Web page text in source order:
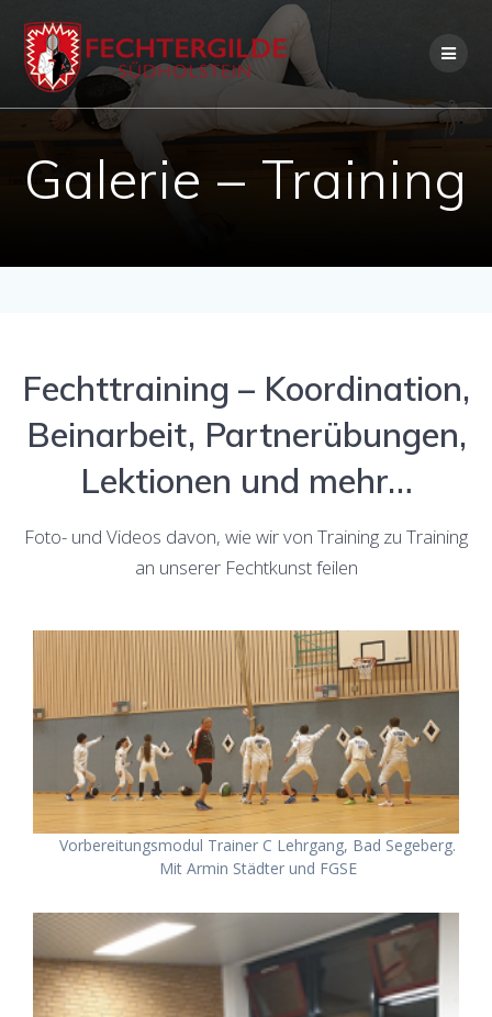
Skip
to
content
Galerie – Training
Fechttraining – Koordination,
Beinarbeit, Partnerübungen,
Lektionen und mehr…
Foto- und Videos davon, wie wir von Training zu Training
an unserer Fechtkunst feilen
Vorbereitungsmodul Trainer C Lehrgang, Bad Segeberg.
Mit Armin Städter und FGSE